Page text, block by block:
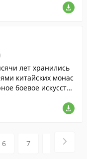
лет хранились
китайских монас
боевое искусство
жители всех стр
едва ли мудрые на
что у них в ученика
Панда По с детства
6 7